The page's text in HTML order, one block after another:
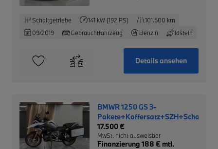
Schaltgetriebe 141 kW (192 PS)
101.600 km
09/2019
Gebrauchtfahrzeug Benzin Idstein
Details ansehen
BMWR 1250 GS 3-
17.500 €
MwSt. nicht ausweisbar
Finanzierung 188 € mtl.